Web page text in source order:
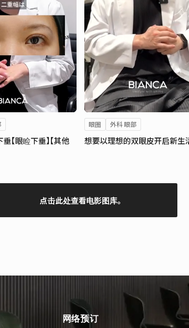
【眼睑下垂】【其他
眼圈 外科 眼部
想要以理想的双眼皮开启新生
点击此处查看电影图库。
网络预订